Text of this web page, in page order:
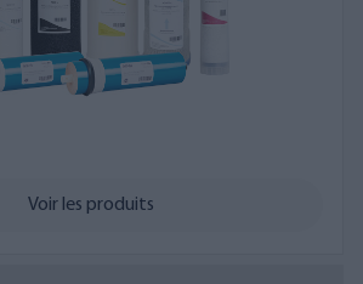
Voir les produits